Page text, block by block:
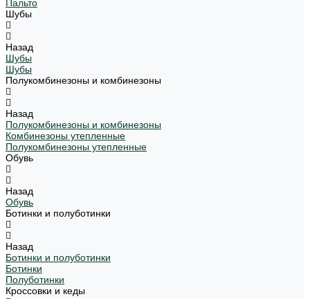
Пальто
Шубы
Назад
Шубы
Шубы
Полукомбинезоны и комбинезоны
Назад
Полукомбинезоны и комбинезоны
Комбинезоны утепленные
Полукомбинезоны утепленные
Обувь
Назад
Обувь
Ботинки и полуботинки
Назад
Ботинки и полуботинки
Ботинки
Полуботинки
Кроссовки и кеды